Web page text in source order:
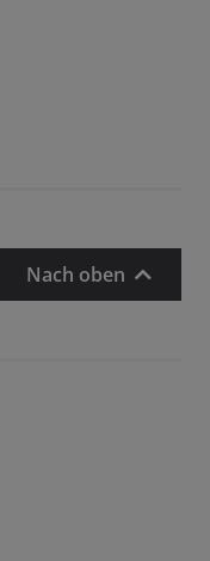
Nach oben